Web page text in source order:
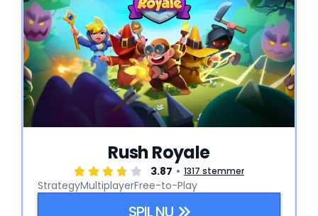
Rush Royale
3.87 1317 stemmer
StrategyMultiplayerFree-to-Play
SPIL NU